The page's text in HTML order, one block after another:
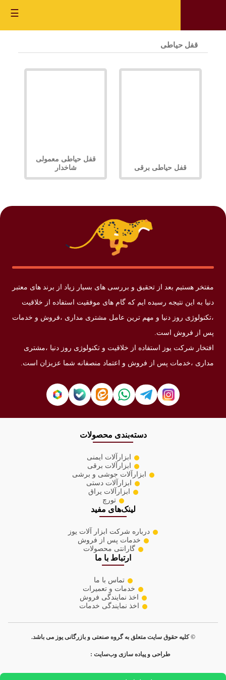
☰
قفل حیاطی
قفل حیاطی برقی
قفل حیاطی معمولی
شاخدار
مفتخر هستیم بعد از تحقیق و بررسی های بسیار زیاد از برند های معتبر
دنیا به این نتیجه رسیده ایم که گام های موفقیت استفاده از خلاقیت
،تکنولوژی روز دنیا و مهم ترین عامل مشتری مداری ،فروش و خدمات
پس از فروش است.
افتخار شرکت یوز استفاده از خلاقیت و تکنولوژی روز دنیا ،مشتری
مداری ،خدمات پس از فروش و اعتماد منصفانه شما عزیزان است.
دسته‌بندی محصولات
ابزارآلات ایمنی
ابزارآلات برقی
ابزارآلات جوشی و برشی
ابزارآلات دستی
ابزارآلات یراق
تورچ
لینک‌های مفید
درباره شرکت ابزار آلات یوز
خدمات پس از فروش
گارانتی محصولات
ارتباط با ما
تماس با ما
خدمات و تعمیرات
اخذ نمایندگی فروش
اخذ نمایندگی خدمات
© کلیه حقوق سایت متعلق به گروه صنعتی و بازرگانی یوز می باشد.
طراحی و پیاده سازی وب‌سایت :